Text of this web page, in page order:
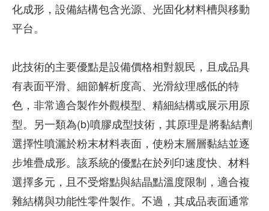
化成形，設備結構包含光源、光固化材料槽與移動
平台。
此技術的主要優點是設備價格相對親民，且成品具
有表面平滑、細節解析度高、光滑紋理感低的特
色，非常適合製作外觀模型、精細結構或展示用原
型。另一類為(b)噴膠成型技術，其原理是將黏結劑
選擇性噴灑於粉末材料表面，使粉末層層黏結並逐
步堆疊成形。該系統的優點在於列印速度快、材料
選擇多元，且不受熔點與結晶點溫度限制，適合複
雜結構與功能性零件製作。不過，其成品表面通常